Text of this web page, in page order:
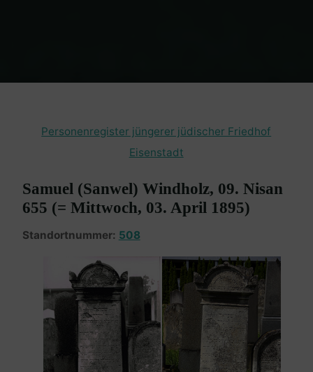
Personenregister jüngerer jüdischer Friedhof
Eisenstadt
Samuel (Sanwel) Windholz, 09. Nisan
655 (= Mittwoch, 03. April 1895)
Standortnummer: 508